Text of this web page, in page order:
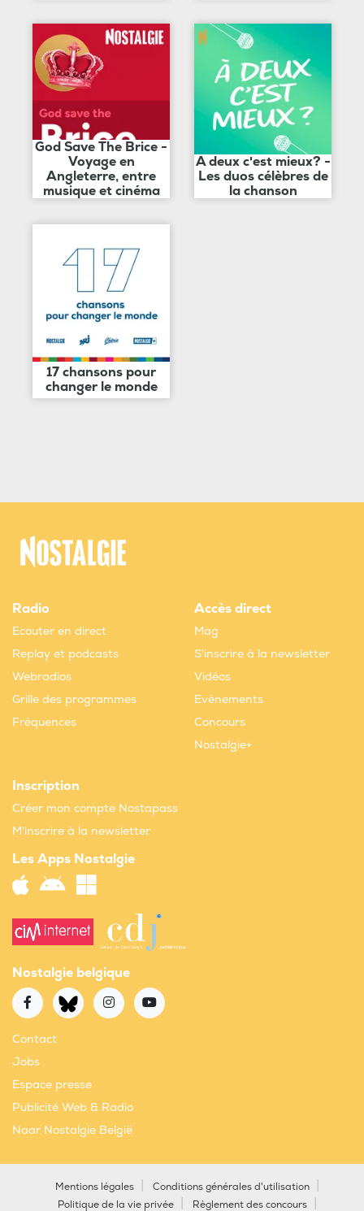
God Save The Brice -
Voyage en
Angleterre, entre
musique et cinéma
A deux c'est mieux? -
Les duos célèbres de
la chanson
17 chansons pour
changer le monde
Radio
Ecouter en direct
Replay et podcasts
Webradios
Grille des programmes
Fréquences
Accès direct
Mag
S'inscrire à la newsletter
Vidéos
Evènements
Concours
Nostalgie+
Inscription
Créer mon compte Nostapass
M'inscrire à la newsletter
Les Apps Nostalgie
Nostalgie belgique
Contact
Jobs
Espace presse
Publicité Web & Radio
Naar Nostalgie België
Mentions légales
Conditions générales d'utilisation
Politique de la vie privée
Règlement des concours